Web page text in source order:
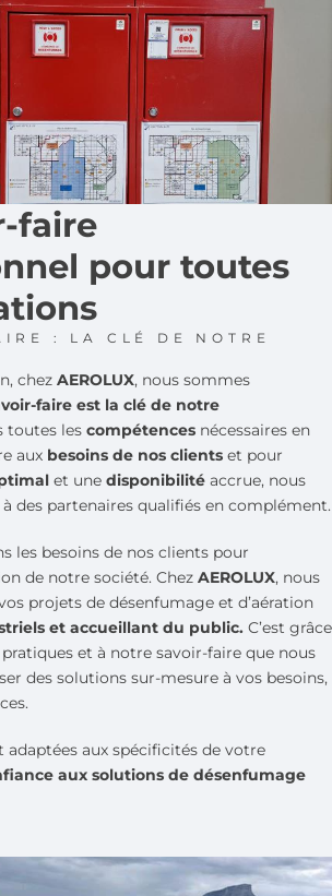
faire
pour toutes
: LA CLÉ DE NOTRE
chez AEROLUX, nous sommes
faire est la clé de notre
toutes les compétences nécessaires en
aux besoins de nos clients et pour
et une disponibilité accrue, nous
des partenaires qualifiés en complément.
les besoins de nos clients pour
de notre société. Chez AEROLUX, nous
projets de désenfumage et d’aération
et accueillant du public. C’est grâce
et à notre savoir-faire que nous
des solutions sur-mesure à vos besoins,
adaptées aux spécificités de votre
aux solutions de désenfumage